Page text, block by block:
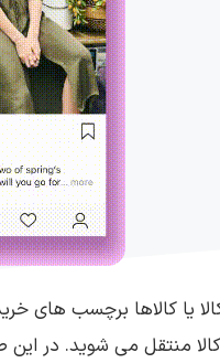
یا کالاها برچسب های
منتقل می شوید. در این